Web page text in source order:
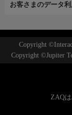
お客さまのデータ
Copyright
Copyright ©Jupiter
ZAQ